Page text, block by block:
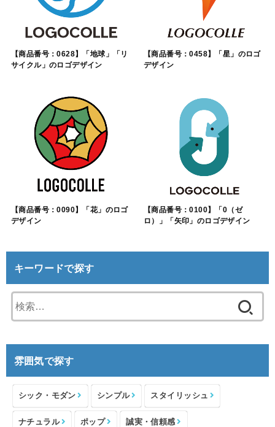
【商品番号：0628】「地球」「リ
サイクル」のロゴデザイン
【商品番号：0458】「星」のロゴ
デザイン
【商品番号：0090】「花」のロゴ
デザイン
【商品番号：0100】「0（ゼ
ロ）」「矢印」のロゴデザイン
キーワードで探す
索:
雰囲気で探す
シック・モダン シンプル スタイリッシュ
ナチュラル ポップ 誠実・信頼感